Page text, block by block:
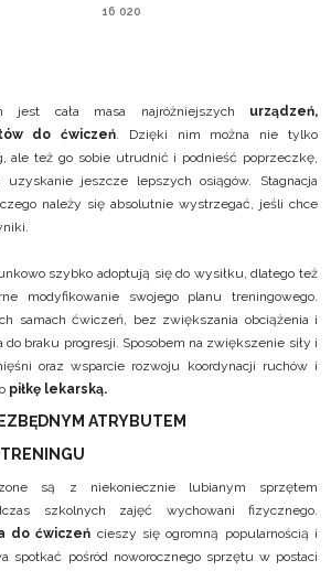
16 020
jest cała masa najróżniejszych urządzeń,
do ćwiczeń. Dzięki nim można nie tylko
ale też go sobie utrudnić i podnieść poprzeczkę,
jeszcze lepszych osiągów. Stagnacja
należy się absolutnie wystrzegać, jeśli chce
szybko adoptują się do wysiłku, dlatego też
modyfikowanie swojego planu treningowego.
samach ćwiczeń, bez zwiększania obciążenia i
do braku progresji. Sposobem na zwiększenie siły i
oraz wsparcie rozwoju koordynacji ruchów i
piłkę lekarską.
ATRYBUTEM
są z niekoniecznie lubianym sprzętem
szkolnych zajęć wychowani fizycznego.
do ćwiczeń cieszy się ogromną popularnością i
spotkać pośród noworocznego sprzętu w postaci